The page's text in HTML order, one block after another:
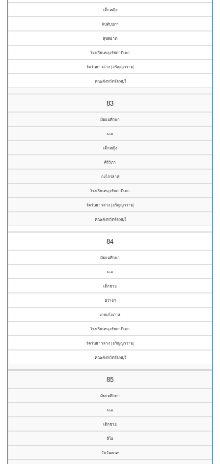
เด็กหญิง
จันทัปปภา
สุขสอาด
โรงเรียนขลุงรัชดาภิเษก
วัดวันยาวล่าง (อรัญญาราม)
คณะจังหวัดจันทบุรี
83
มัธยมศึกษา
ม.๓
เด็กหญิง
ศิริวิภา
กงไกรลาศ
โรงเรียนขลุงรัชดาภิเษก
วัดวันยาวล่าง (อรัญญาราม)
คณะจังหวัดจันทบุรี
84
มัธยมศึกษา
ม.๓
เด็กชาย
ธราธร
เกษมโอภาส
โรงเรียนขลุงรัชดาภิเษก
วัดวันยาวล่าง (อรัญญาราม)
คณะจังหวัดจันทบุรี
85
มัธยมศึกษา
ม.๓
เด็กชาย
ลีโอ
วัยวัฒธนะ